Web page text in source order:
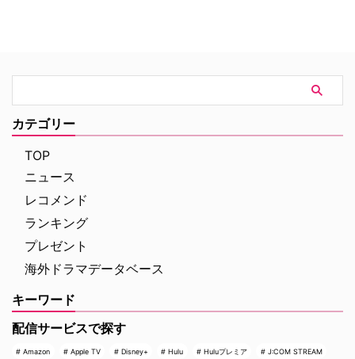
で、現在は救急外来の医師である
ジム・マーチャントは、院内に取
り残されたすべての人々を救うた
め、病院内を徐々に制圧してい
ドラマ化？ 1990年にNBCの旗艦
番組『LAW & ORDER』の脚本家
ーやスピンオフ作品『LAW &
カテゴリー
TOP
ニュース
レコメンド
ランキング
プレゼント
海外ドラマデータベース
キーワード
配信サービスで探す
Amazon Apple TV Disney+ Hulu Huluプレミア J:COM STREAM